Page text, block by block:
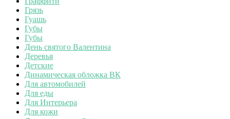
Грязь
Гуашь
Губы
Губы
День святого Валентина
Деревья
Детские
Динамическая обложка ВК
Для автомобилей
Для еды
Для Интерьера
Для кожи